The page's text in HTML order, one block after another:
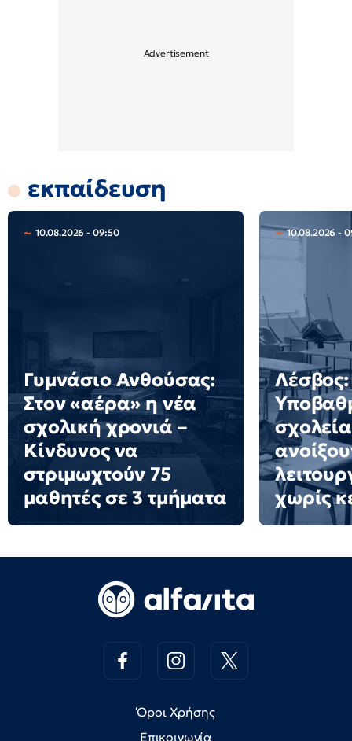
εκπαίδευση
10.08.2026 - 09:50
Γυμνάσιο Ανθούσας:
Στον «αέρα» η νέα
σχολική χρονιά –
Κίνδυνος να
στριμωχτούν 75
μαθητές σε 3 τμήματα
10.08.2026 -
Λέσβος:
χωρίς
Όροι Χρήσης
Επικοινωνία